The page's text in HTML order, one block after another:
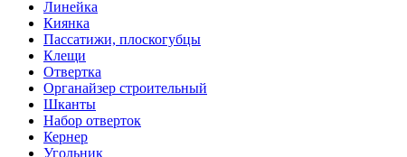
Линейка
Киянка
Пассатижи, плоскогубцы
Клещи
Отвертка
Органайзер строительный
Шканты
Набор отверток
Кернер
Угольник